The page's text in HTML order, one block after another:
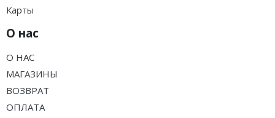
Карты
О нас
О НАС
МАГАЗИНЫ
ВОЗВРАТ
ОПЛАТА